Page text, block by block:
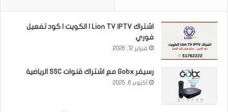
اشتراك Lion TV IPTV | الكويت | كود تفعيل
فوري
فبراير 12, 2026
رسيفر Gobx مع اشتراك قنوات SSC الرياضية
أكتوبر 6, 2025